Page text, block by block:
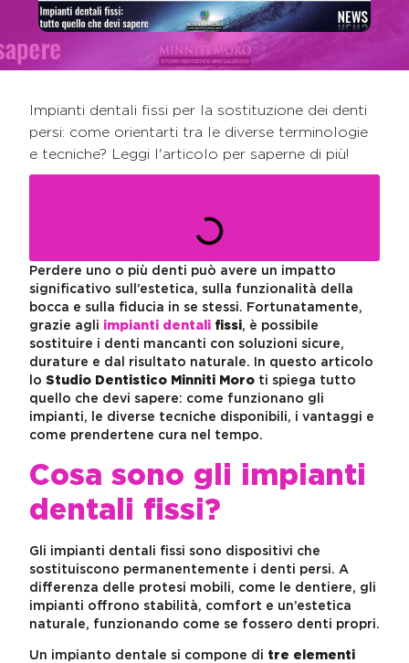
Impianti dentali fissi per la sostituzione dei denti
persi: come orientarti tra le diverse terminologie
e tecniche? Leggi l'articolo per saperne di più!
Perdere uno o più denti può avere un impatto
significativo sull’estetica, sulla funzionalità della
bocca e sulla fiducia in se stessi. Fortunatamente,
grazie agli impianti dentali fissi, è possibile
sostituire i denti mancanti con soluzioni sicure,
durature e dal risultato naturale. In questo articolo
lo Studio Dentistico Minniti Moro ti spiega tutto
quello che devi sapere: come funzionano gli
impianti, le diverse tecniche disponibili, i vantaggi e
come prendertene cura nel tempo.
Cosa sono gli impianti
dentali fissi?
Gli impianti dentali fissi sono dispositivi che
sostituiscono permanentemente i denti persi. A
differenza delle protesi mobili, come le dentiere, gli
impianti offrono stabilità, comfort e un’estetica
naturale, funzionando come se fossero denti propri.
Un impianto dentale si compone di tre elementi